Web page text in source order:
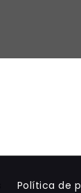
Política de